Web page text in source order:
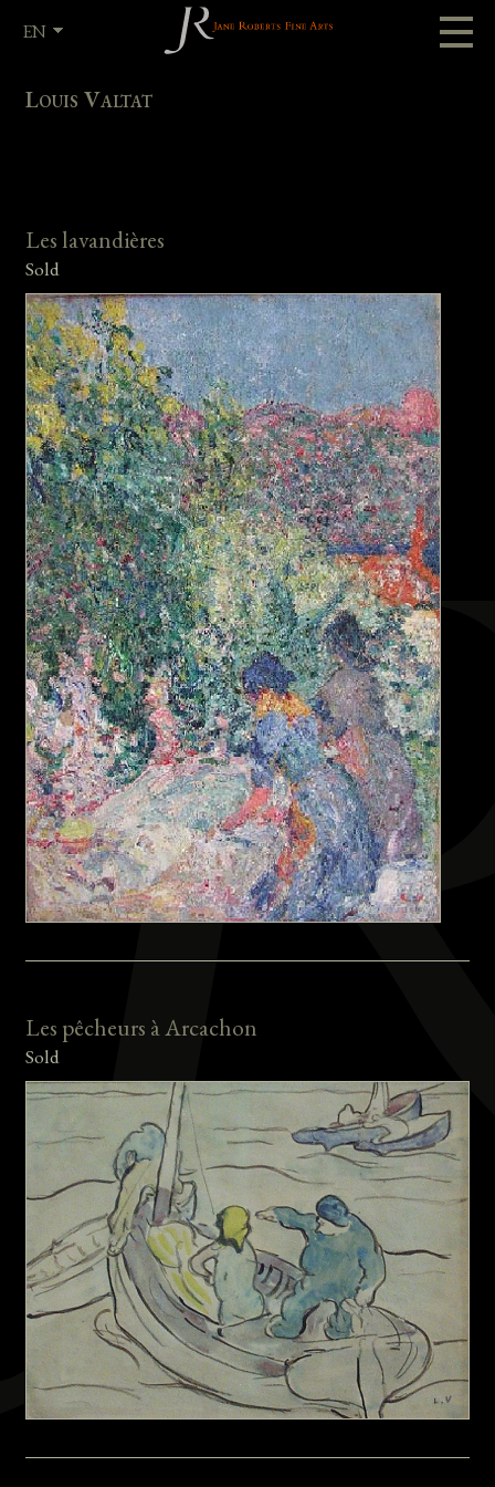
EN
Louis Valtat
Les lavandières
Sold
Les pêcheurs à Arcachon
Sold